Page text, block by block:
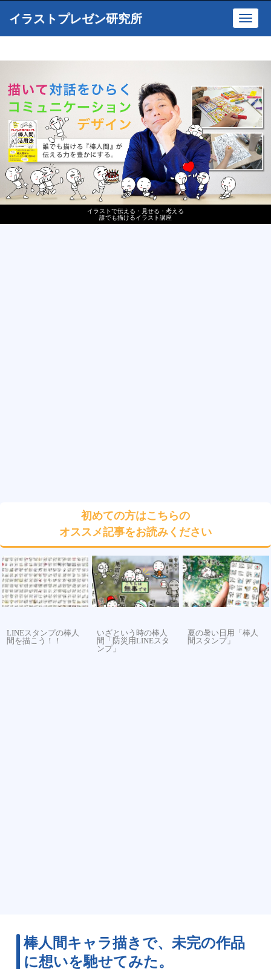
イラストで伝える・見せる・考える
誰でも描けるイラスト講座
イラストプレゼン研究所
初めての方はこちらの
オススメ記事をお読みください
LINEスタンプの棒人
間を描こう！！
いざという時の棒人
間「防災用LINEスタ
ンプ」
夏の暑い日用「棒人
間スタンプ」
棒人間キャラ描きで、未完の作品
に想いを馳せてみた。